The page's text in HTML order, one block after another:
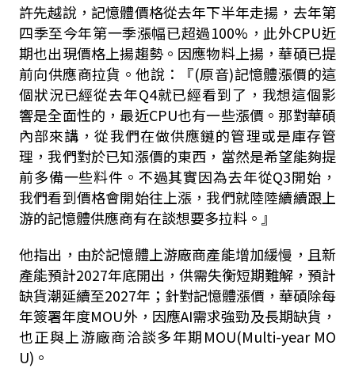
許先越說，記憶體價格從去年下半年走揚，去年第
四季至今年第一季漲幅已超過100%，此外CPU近
期也出現價格上揚趨勢。因應物料上揚，華碩已提
前向供應商拉貨。他說：『(原音)記憶體漲價的這
個狀況已經從去年Q4就已經看到了，我想這個影
響是全面性的，最近CPU也有一些漲價。那對華碩
內部來講，從我們在做供應鏈的管理或是庫存管
理，我們對於已知漲價的東西，當然是希望能夠提
前多備一些料件。不過其實因為去年從Q3開始，
我們看到價格會開始往上漲，我們就陸陸續續跟上
游的記憶體供應商有在談想要多拉料。』
他指出，由於記憶體上游廠商產能增加緩慢，且新
產能預計2027年底開出，供需失衡短期難解，預計
缺貨潮延續至2027年；針對記憶體漲價，華碩除每
年簽署年度MOU外，因應AI需求強勁及長期缺貨，
也正與上游廠商洽談多年期MOU(Multi-year MO
U)。